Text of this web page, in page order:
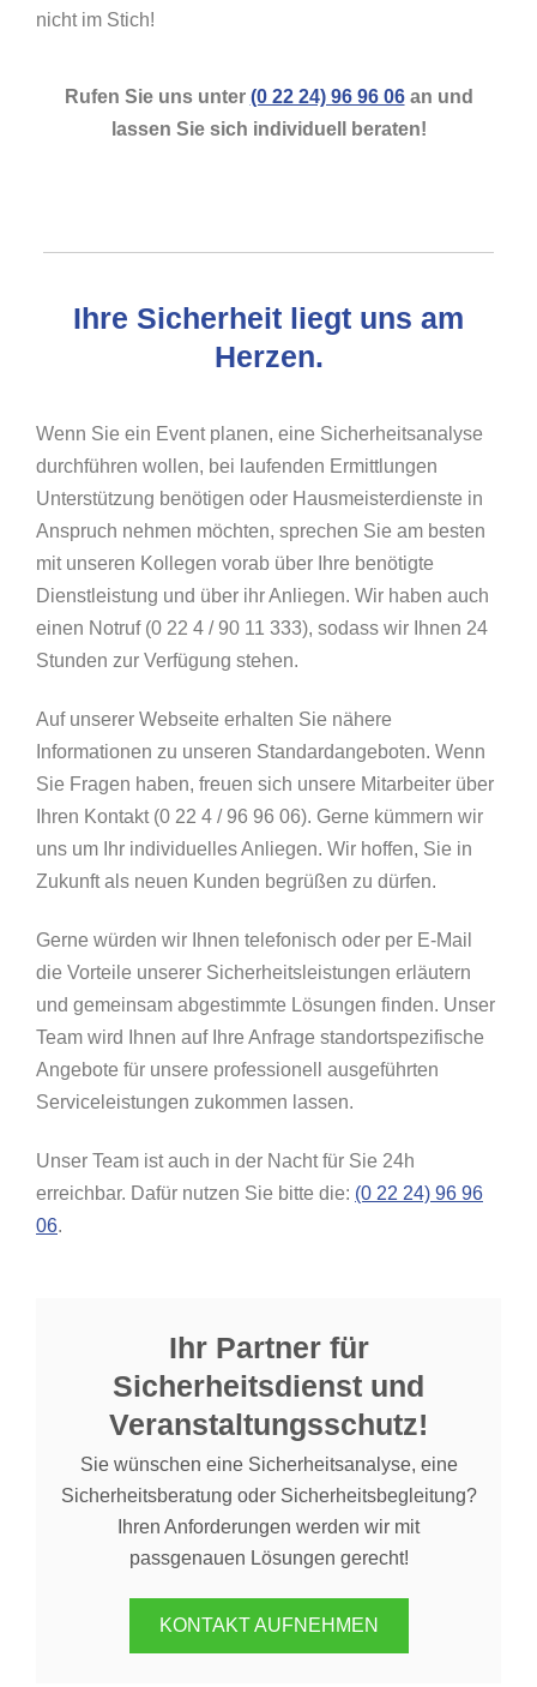
nicht im Stich!
Rufen Sie uns unter (0 22 24) 96 96 06an und
lassen Sie sich individuell beraten!
Ihre Sicherheit liegt uns am
Herzen.
Wenn Sie ein Event planen, eine Sicherheitsanalyse
durchführen wollen, bei laufenden Ermittlungen
Unterstützung benötigen oder Hausmeisterdienste in
Anspruch nehmen möchten, sprechen Sie am besten
mit unseren Kollegen vorab über Ihre benötigte
Dienstleistung und über ihr Anliegen. Wir haben auch
einen Notruf (0 22 4 / 90 11 333), sodass wir Ihnen 24
Stunden zur Verfügung stehen.
Auf unserer Webseite erhalten Sie nähere
Informationen zu unseren Standardangeboten. Wenn
Sie Fragen haben, freuen sich unsere Mitarbeiter über
Ihren Kontakt (0 22 4 / 96 96 06). Gerne kümmern wir
uns um Ihr individuelles Anliegen. Wir hoffen, Sie in
Zukunft als neuen Kunden begrüßen zu dürfen.
Gerne würden wir Ihnen telefonisch oder per E-Mail
die Vorteile unserer Sicherheitsleistungen erläutern
und gemeinsam abgestimmte Lösungen finden. Unser
Team wird Ihnen auf Ihre Anfrage standortspezifische
Angebote für unsere professionell ausgeführten
Serviceleistungen zukommen lassen.
Unser Team ist auch in der Nacht für Sie 24h
erreichbar. Dafür nutzen Sie bitte die: (0 22 24) 96 96
06.
Ihr Partner für
Sicherheitsdienst und
Veranstaltungsschutz!
Sie wünschen eine Sicherheitsanalyse, eine
Sicherheitsberatung oder Sicherheitsbegleitung?
Ihren Anforderungen werden wir mit
passgenauen Lösungen gerecht!
KONTAKT AUFNEHMEN